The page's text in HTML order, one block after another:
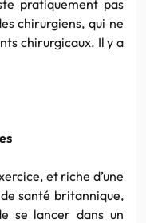
pratiquement pas
chirurgiens, qui ne
chirurgicaux. Il y a
et riche d’une
santé britannique,
se lancer dans un